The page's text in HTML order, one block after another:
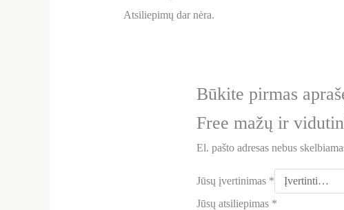
Atsiliepimų dar nėra.
Būkite pirmas
Free mažų ir
El. pašto adresas nebus
Jūsų įvertinimas *
Jūsų atsiliepimas *